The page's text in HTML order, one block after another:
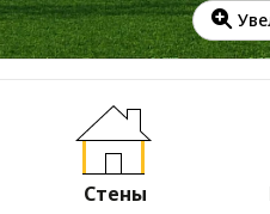
Стены